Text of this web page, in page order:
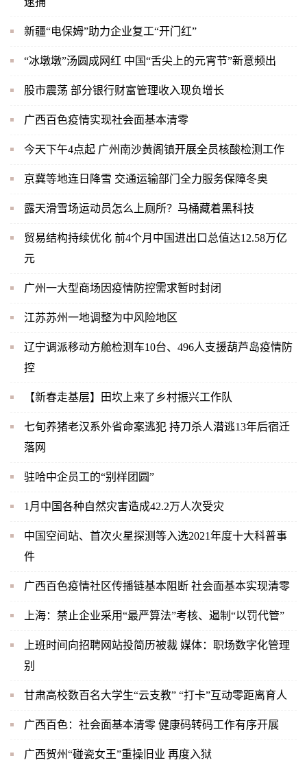
新疆“电保姆”助力企业复工“开门红”
“冰墩墩”汤圆成网红 中国“舌尖上的元宵节”新意频出
股市震荡 部分银行财富管理收入现负增长
广西百色疫情实现社会面基本清零
今天下午4点起 广州南沙黄阁镇开展全员核酸检测工作
京冀等地连日降雪 交通运输部门全力服务保障冬奥
露天滑雪场运动员怎么上厕所？马桶藏着黑科技
贸易结构持续优化 前4个月中国进出口总值达12.58万亿
元
广州一大型商场因疫情防控需求暂时封闭
江苏苏州一地调整为中风险地区
辽宁调派移动方舱检测车10台、496人支援葫芦岛疫情防
控
【新春走基层】田坎上来了乡村振兴工作队
七旬养猪老汉系外省命案逃犯 持刀杀人潜逃13年后宿迁
落网
驻哈中企员工的“别样团圆”
1月中国各种自然灾害造成42.2万人次受灾
中国空间站、首次火星探测等入选2021年度十大科普事
件
广西百色疫情社区传播链基本阻断 社会面基本实现清零
上海：禁止企业采用“最严算法”考核、遏制“以罚代管”
上班时间向招聘网站投简历被裁 媒体：职场数字化管理
别
甘肃高校数百名大学生“云支教” “打卡”互动零距离育人
广西百色：社会面基本清零 健康码转码工作有序开展
广西贺州“碰瓷女王”重操旧业 再度入狱